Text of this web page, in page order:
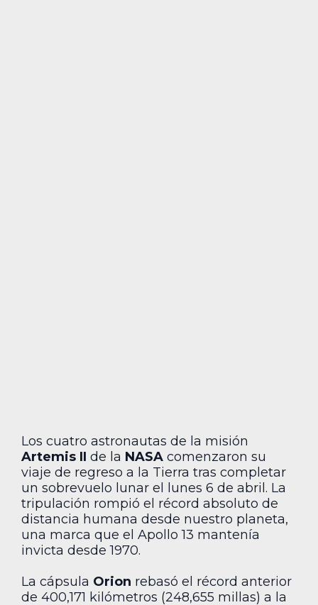
Los cuatro astronautas de la misión
Artemis II de la NASA comenzaron su
viaje de regreso a la Tierra tras completar
un sobrevuelo lunar el lunes 6 de abril. La
tripulación rompió el récord absoluto de
distancia humana desde nuestro planeta,
una marca que el Apollo 13 mantenía
invicta desde 1970.
La cápsula Orion rebasó el récord anterior
de 400,171 kilómetros (248,655 millas) a la